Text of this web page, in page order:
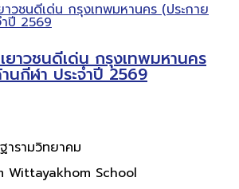
ยาวชนดีเด่น กรุงเทพมหานคร
นกีฬา ประจำปี 2569
ารามวิทยาคม
Wittayakhom School